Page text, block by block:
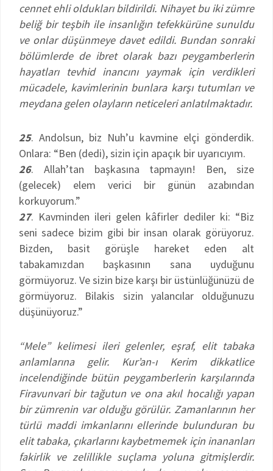
cennet ehli oldukları bildirildi. Nihayet bu iki zümre
beliğ bir teşbih ile insanlığın tefekkürüne sunuldu
ve onlar düşünmeye davet edildi. Bundan sonraki
bölümlerde de ibret olarak bazı peygamberlerin
hayatları tevhid inancını yaymak için verdikleri
mücadele, kavimlerinin bunlara karşı tutumları ve
meydana gelen olayların neticeleri anlatılmaktadır.
25. Andolsun, biz Nuh’u kavmine elçi gönderdik.
Onlara: “Ben (dedi), sizin için apaçık bir uyarıcıyım.
26. Allah’tan başkasına tapmayın! Ben, size
(gelecek) elem verici bir günün azabından
korkuyorum.”
27. Kavminden ileri gelen kâfirler dediler ki: “Biz
seni sadece bizim gibi bir insan olarak görüyoruz.
Bizden, basit görüşle hareket eden alt
tabakamızdan başkasının sana uyduğunu
görmüyoruz. Ve sizin bize karşı bir üstünlüğünüzü de
görmüyoruz. Bilakis sizin yalancılar olduğunuzu
düşünüyoruz.”
“Mele” kelimesi ileri gelenler, eşraf, elit tabaka
anlamlarına gelir. Kur’an-ı Kerim dikkatlice
incelendiğinde bütün peygamberlerin karşılarında
Firavunvari bir tağutun ve ona akıl hocalığı yapan
bir zümrenin var olduğu görülür. Zamanlarının her
türlü maddi imkanlarını ellerinde bulunduran bu
elit tabaka, çıkarlarını kaybetmemek için inananları
fakirlik ve zelillikle suçlama yoluna gitmişlerdir.